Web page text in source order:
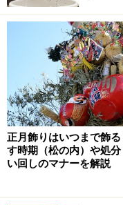
す手もアリです。
現在のお祝い金の
で、夫婦だとその倍
数で慶事には使わ
むのが一般的。５万
は、プラス１万円で
ただし、この５万円
り、兄弟姉妹や姪や
安となっています。
正月飾りはいつまで飾
す時期（松の内）や処
い回しのマナーを解説